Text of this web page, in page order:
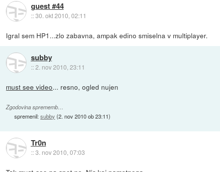
guest #44
::30. okt 2010, 02:11
Igral sem HP1...zlo zabavna, ampak edino smiselna v multiplayer.
subby
::2. nov 2010, 23:11
must see video... resno, ogled nujen
Zgodovina sprememb…
spremenil:subby (2. nov 2010 ob 23:11)
Tr0n
::3. nov 2010, 07:03